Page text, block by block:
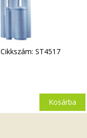
Cikkszám: ST4517
Kosárba